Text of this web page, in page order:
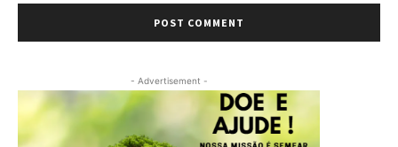
- Advertisement -